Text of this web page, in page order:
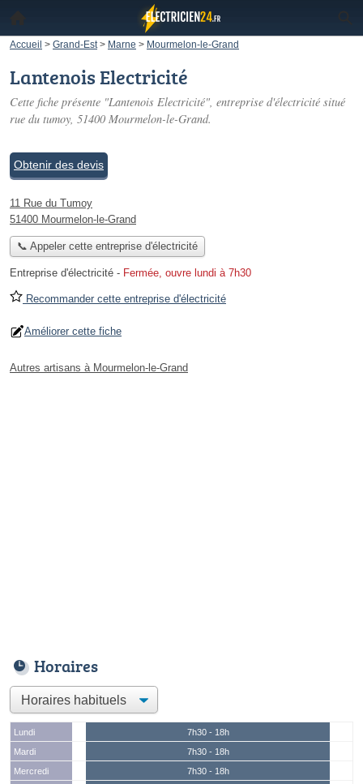
Accueil > Grand-Est > Marne > Mourmelon-le-Grand
Lantenois Electricité
Cette fiche présente "Lantenois Electricité", entreprise d'électricité situé
rue du tumoy, 51400 Mourmelon-le-Grand.
Obtenir des devis
11 Rue du Tumoy
51400 Mourmelon-le-Grand
📞 Appeler cette entreprise d'électricité
Entreprise d'électricité - Fermée, ouvre lundi à 7h30
Recommander cette entreprise d'électricité
Améliorer cette fiche
Autres artisans à Mourmelon-le-Grand
Horaires
Lundi
7h30 - 18h
Mardi
7h30 - 18h
Mercredi
7h30 - 18h